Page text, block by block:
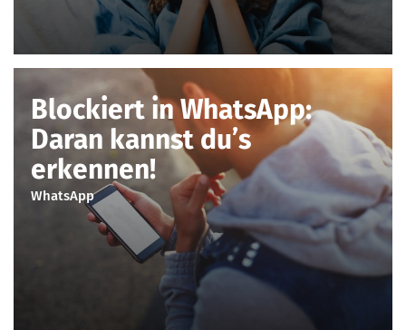
Blockiert in WhatsApp:
Daran kannst du’s
erkennen!
WhatsApp